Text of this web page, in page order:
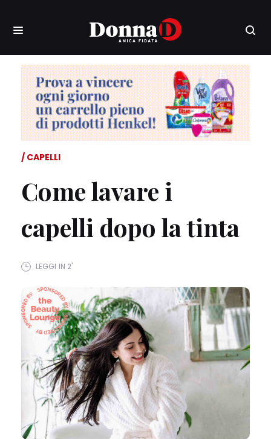
CAPELLI
Come lavare i
capelli dopo la tinta
LEGGI IN 2'